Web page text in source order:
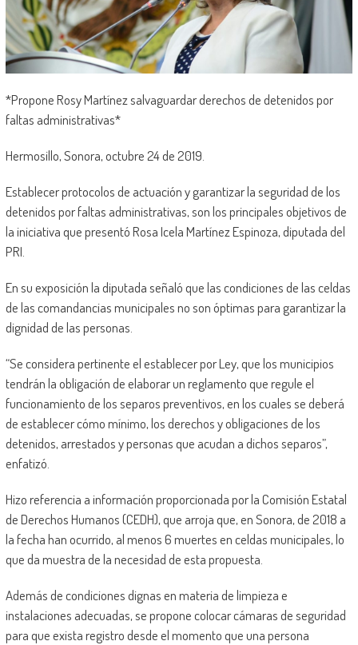
*Propone Rosy Martínez salvaguardar derechos de detenidos por
faltas administrativas*
Hermosillo, Sonora, octubre 24 de 2019.
Establecer protocolos de actuación y garantizar la seguridad de los
detenidos por faltas administrativas, son los principales objetivos de
la iniciativa que presentó Rosa Icela Martínez Espinoza, diputada del
PRI.
En su exposición la diputada señaló que las condiciones de las celdas
de las comandancias municipales no son óptimas para garantizar la
dignidad de las personas.
“Se considera pertinente el establecer por Ley, que los municipios
tendrán la obligación de elaborar un reglamento que regule el
funcionamiento de los separos preventivos, en los cuales se deberá
de establecer cómo mínimo, los derechos y obligaciones de los
detenidos, arrestados y personas que acudan a dichos separos”,
enfatizó.
Hizo referencia a información proporcionada por la Comisión Estatal
de Derechos Humanos (CEDH), que arroja que, en Sonora, de 2018 a
la fecha han ocurrido, al menos 6 muertes en celdas municipales, lo
que da muestra de la necesidad de esta propuesta.
Además de condiciones dignas en materia de limpieza e
instalaciones adecuadas, se propone colocar cámaras de seguridad
para que exista registro desde el momento que una persona